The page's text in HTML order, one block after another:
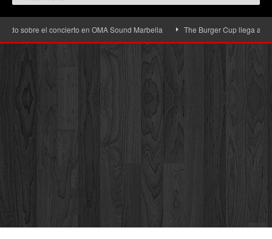
el concierto en OMA Sound Marbella The Burger Cup llega a San